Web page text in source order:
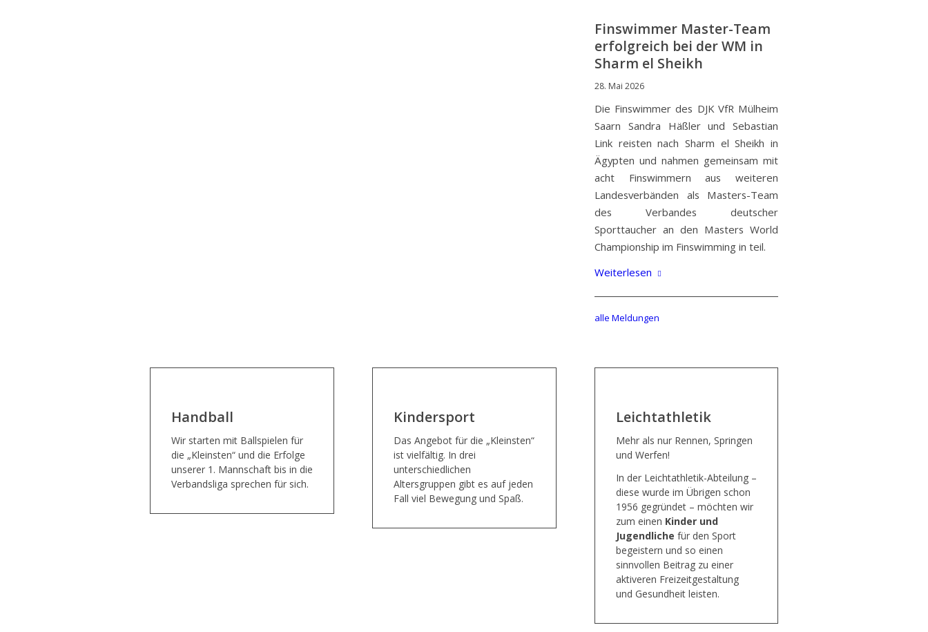
Finswimmer Master-Team
erfolgreich bei der WM in
Sharm el Sheikh
28. Mai 2026
Die Finswimmer des DJK VfR Mülheim
Saarn Sandra Häßler und Sebastian
Link reisten nach Sharm el Sheikh in
Ägypten und nahmen gemeinsam mit
acht Finswimmern aus weiteren
Landesverbänden als Masters-Team
des Verbandes deutscher
Sporttaucher an den Masters World
Championship im Finswimming in teil.
Weiterlesen
alle Meldungen
Handball
Wir starten mit Ballspielen für
die „Kleinsten“ und die Erfolge
unserer 1. Mannschaft bis in die
Verbandsliga sprechen für sich.
Kindersport
Das Angebot für die „Kleinsten“
ist vielfältig. In drei
unterschiedlichen
Altersgruppen gibt es auf jeden
Fall viel Bewegung und Spaß.
Leichtathletik
Mehr als nur Rennen, Springen
und Werfen!
In der Leichtathletik-Abteilung –
diese wurde im Übrigen schon
1956 gegründet – möchten wir
zum einen Kinder und
Jugendliche für den Sport
begeistern und so einen
sinnvollen Beitrag zu einer
aktiveren Freizeitgestaltung
und Gesundheit leisten.